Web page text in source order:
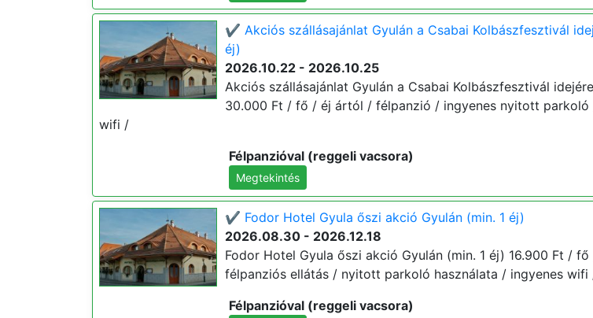
✔️ Akciós szállásajánlat Gyulán a Csabai Kolbászfesztivál
éj)
2026.10.22 - 2026.10.25
Akciós szállásajánlat Gyulán a Csabai Kolbászfesztivál
30.000 Ft / fő / éj ártól / félpanzió / ingyenes nyitott parkoló
wifi /
Félpanzióval (reggeli vacsora)
Megtekintés
✔️ Fodor Hotel Gyula őszi akció Gyulán (min. 1 éj)
2026.08.30 - 2026.12.18
Fodor Hotel Gyula őszi akció Gyulán (min. 1 éj) 16.900 Ft /
félpanziós ellátás / nyitott parkoló használata / ingyenes wifi
Félpanzióval (reggeli vacsora)